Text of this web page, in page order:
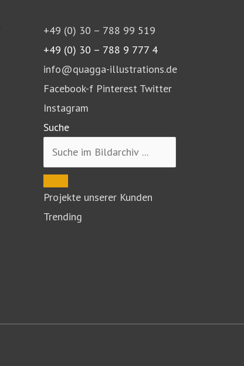
+49 (0) 30 – 788 99 519
+49 (0) 30 – 788 9 777 4
info@quagga-illustrations.de
Facebook-f Pinterest Twitter
Instagram
Suche
Projekte unserer Kunden
Trending